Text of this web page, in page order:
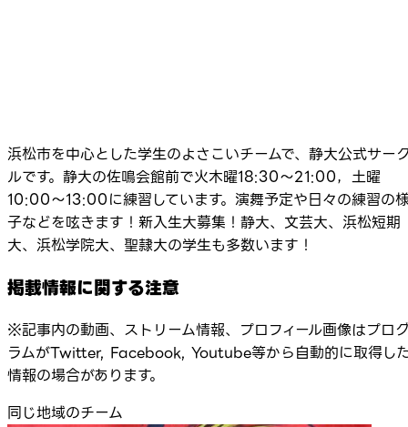
浜松市を中心とした学生のよさこいチームで、静大公式サー
ルです。静大の佐鳴会館前で火木曜18:30～21:00，土曜
10:00〜13:00に練習しています。演舞予定や日々の練習の
子などを呟きます！新入生大募集！静大、文芸大、浜松短期
大、浜松学院大、聖隷大の学生も多数います！
掲載情報に関する注意
※記事内の動画、ストリーム情報、プロフィール画像はプロ
ラムがTwitter, Facebook, Youtube等から自動的に取得し
情報の場合があります。
同じ地域のチーム